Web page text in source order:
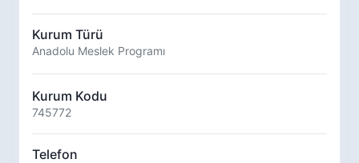
Kurum Türü
Anadolu Meslek Programı
Kurum Kodu
745772
Telefon